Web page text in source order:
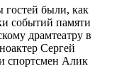
гостей были, как
событий памяти
драмтеатру в
Сергей
спортсмен Алик